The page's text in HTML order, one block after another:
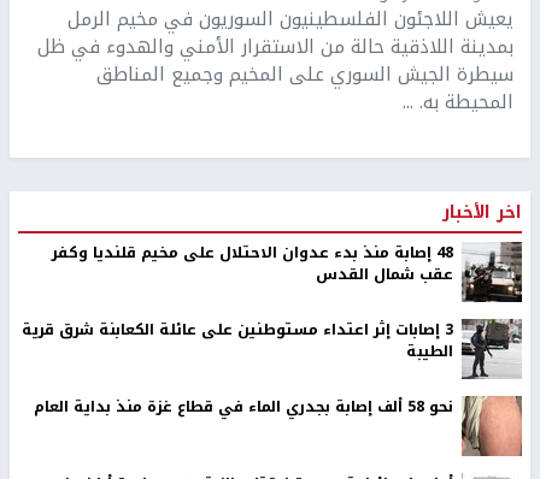
يعيش اللاجئون الفلسطينيون السوريون في مخيم الرمل
بمدينة اللاذقية حالة من الاستقرار الأمني والهدوء في ظل
سيطرة الجيش السوري على المخيم وجميع المناطق
المحيطة به. ...
اخر الأخبار
48 إصابة منذ بدء عدوان الاحتلال على مخيم قلنديا وكفر
عقب شمال القدس
‏3 إصابات إثر اعتداء مستوطنين على عائلة الكعابنة شرق قرية
الطيبة
نحو 58 ألف إصابة بجدري الماء في قطاع غزة منذ بداية العام